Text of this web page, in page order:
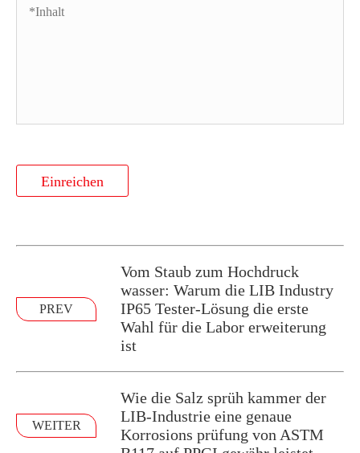
Einreichen
PREV
Vom Staub zum Hochdruck
wasser: Warum die LIB Industry
IP65 Tester-Lösung die erste
Wahl für die Labor erweiterung
ist
WEITER
Wie die Salz sprüh kammer der
LIB-Industrie eine genaue
Korrosions prüfung von ASTM